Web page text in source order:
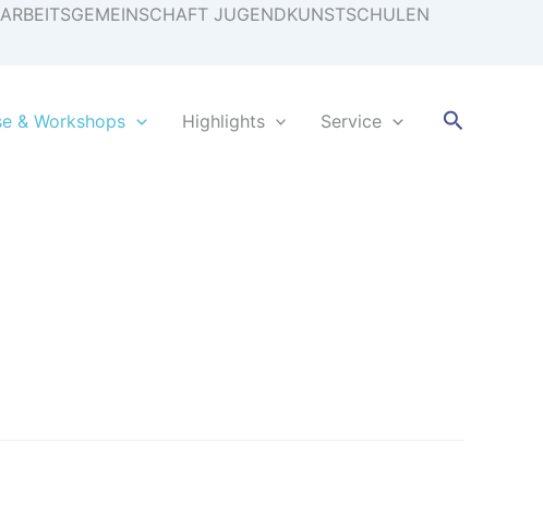
JUGENDKUNSTSCHULEN
& Workshops Highlights Service Suchen